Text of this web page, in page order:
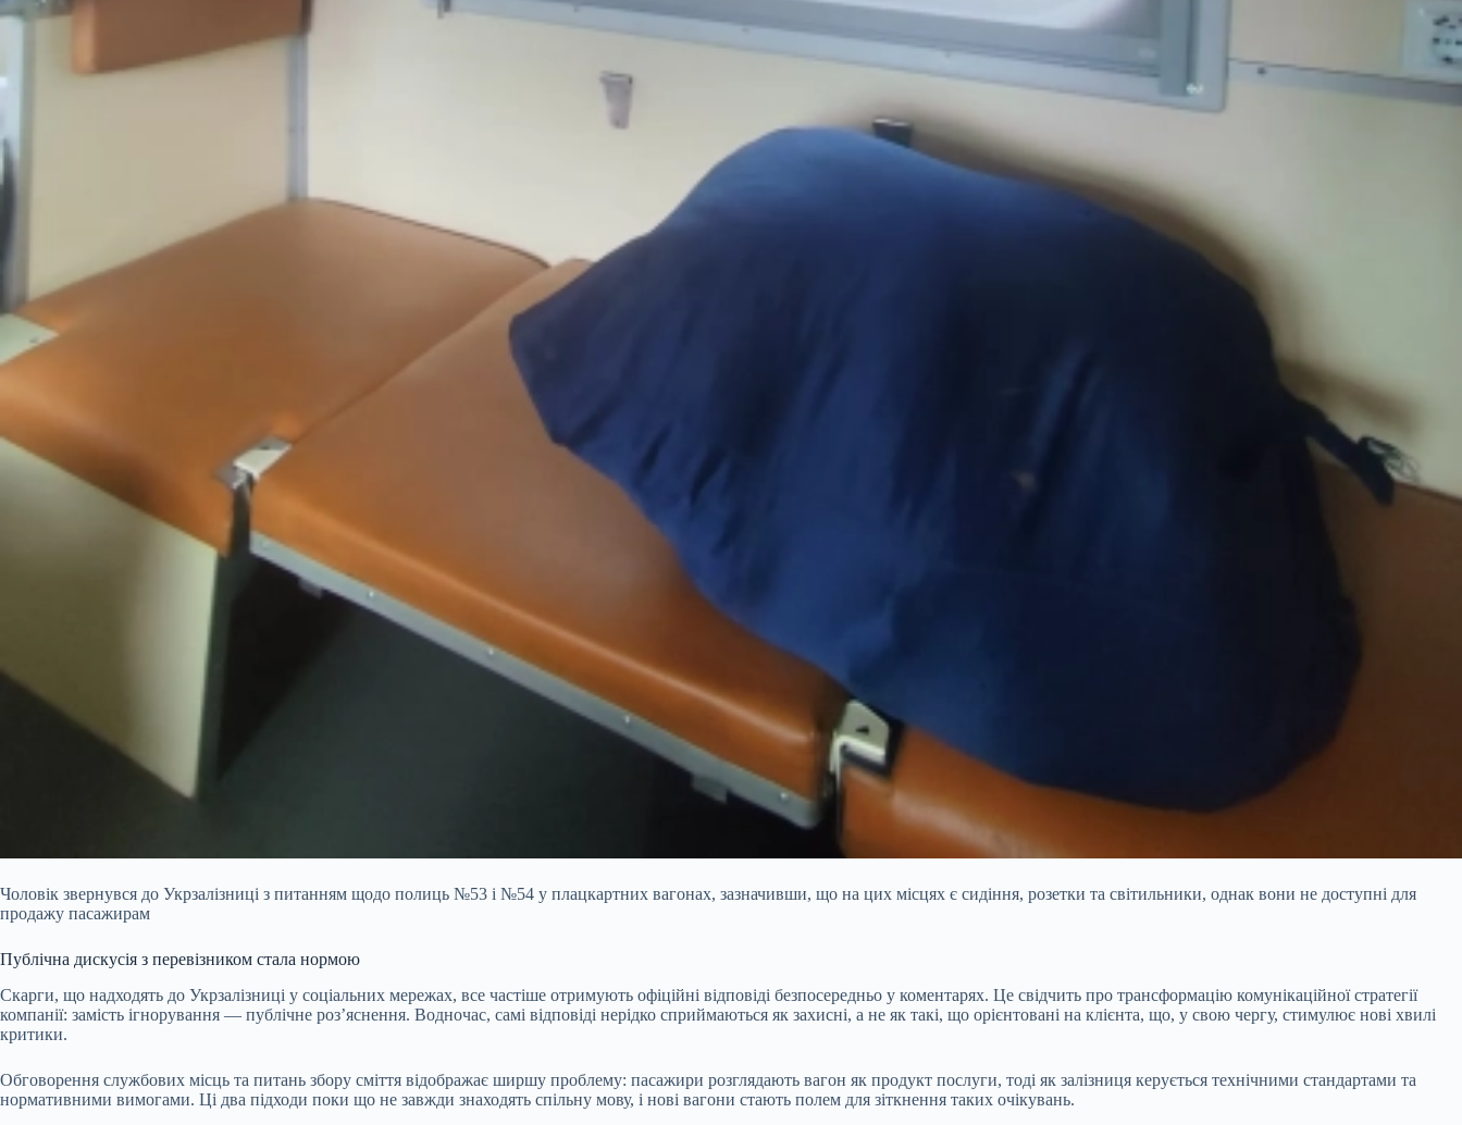
Чоловік звернувся до Укрзалізниці з питанням щодо полиць №53 і №54 у плацкартних вагонах, зазначивши, що на цих місцях є сидіння, розетки та світильники, однак вони не доступні для
продажу пасажирам
Публічна дискусія з перевізником стала нормою
Скарги, що надходять до Укрзалізниці у соціальних мережах, все частіше отримують офіційні відповіді безпосередньо у коментарях. Це свідчить про трансформацію комунікаційної стратегії
компанії: замість ігнорування — публічне роз’яснення. Водночас, самі відповіді нерідко сприймаються як захисні, а не як такі, що орієнтовані на клієнта, що, у свою чергу, стимулює нові хвилі
критики.
Обговорення службових місць та питань збору сміття відображає ширшу проблему: пасажири розглядають вагон як продукт послуги, тоді як залізниця керується технічними стандартами та
нормативними вимогами. Ці два підходи поки що не завжди знаходять спільну мову, і нові вагони стають полем для зіткнення таких очікувань.